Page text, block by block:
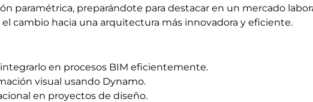
paramétrica, preparándote para destacar en un mercado
cambio hacia una arquitectura más innovadora y eficiente.
en procesos BIM eficientemente.
visual usando Dynamo.
en proyectos de diseño.